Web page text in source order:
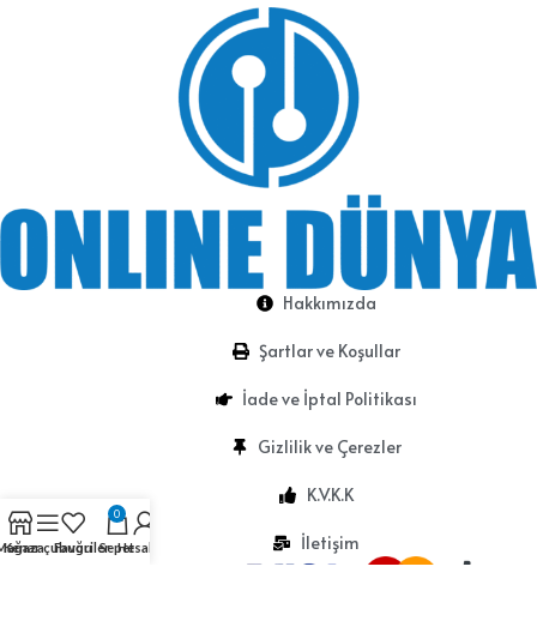
Hakkımızda
Şartlar ve Koşullar
İade ve İptal Politikası
Gizlilik ve Çerezler
K.V.K.K
İletişim
Kenar çubuğu
Favoriler
0
SepetHesabım